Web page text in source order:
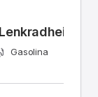
Gasolina